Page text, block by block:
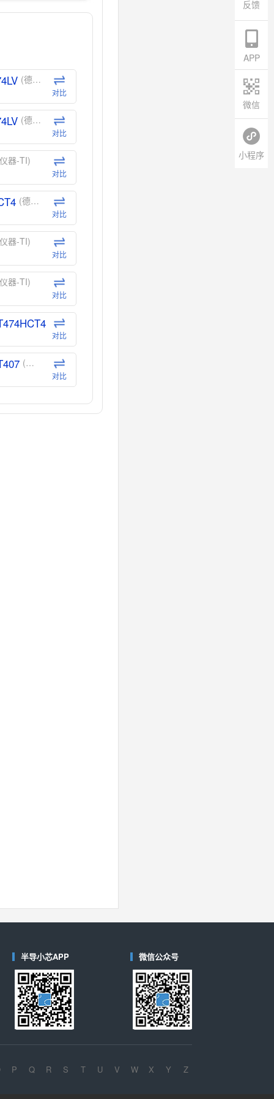
(德州仪器-TI)
对比
(德州仪器-TI)
对比
器-TI)
对比
(德州仪器-TI)
对比
器-TI)
对比
器-TI)
对比
(德州仪器-TI)
对比
(德州仪器-TI)
对比
(德州仪器-TI)
对比
半导小芯APP 微信公众号
P Q R S T U V W X Y Z
反馈
APP
微信
小程序